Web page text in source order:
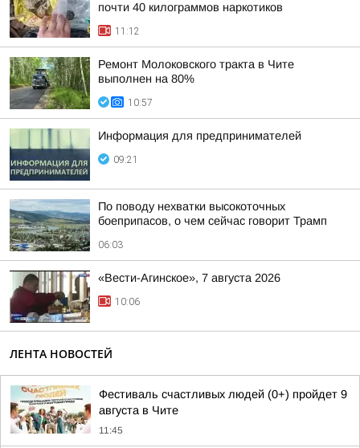
почти 40 килограммов наркотиков
11:12
Ремонт Молоковского тракта в Чите
выполнен на 80%
10:57
Информация для предпринимателей
09:21
По поводу нехватки высокоточных
боеприпасов, о чем сейчас говорит Трамп
06:03
«Вести-Агинское», 7 августа 2026
10:06
ЛЕНТА НОВОСТЕЙ
Фестиваль счастливых людей (0+) пройдет 9
августа в Чите
11:45